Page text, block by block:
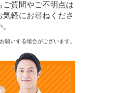
ご質問やご不明点は
気軽にお尋ねくださ
いする場合がございます。